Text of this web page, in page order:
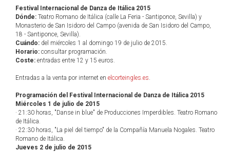
Festival Internacional de Danza de Itálica 2015
Dónde: Teatro Romano de Itálica (calle La Feria - Santiponce, Sevilla) y
Monasterio de San Isidoro del Campo (avenida de San Isidoro del Campo,
18 - Santiponce, Sevilla).
Cuándo: del miércoles 1 al domingo 19 de julio de 2015.
Horario: consultar programación.
Coste: entradas entre 12 y 15 euros.
Entradas a la venta por internet en elcorteingles.es.
Programación del Festival Internacional de Danza de Itálica 2015
Miércoles 1 de julio de 2015
· 21:30 horas, "Danse in blue" de Producciones Imperdibles. Teatro Romano
de Itálica.
· 22:30 horas, "La piel del tiempo" de la Compañía Manuela Nogales. Teatro
Romano de Itálica.
Jueves 2 de julio de 2015